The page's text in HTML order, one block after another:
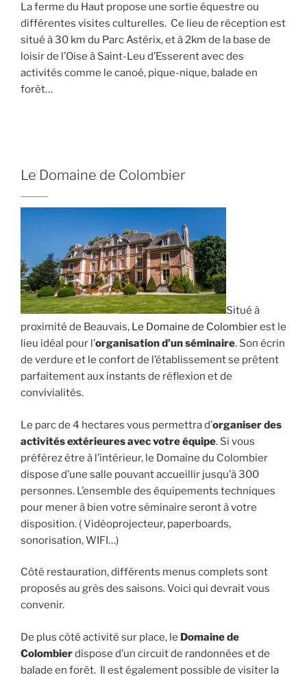
La ferme du Haut propose une sortie équestre ou
différentes visites culturelles. Ce lieu de réception est
situé à 30 km du Parc Astérix, et à 2km de la base de
loisir de l’Oise à Saint-Leu d’Esserent avec des
activités comme le canoé, pique-nique, balade en
forêt…
Le Domaine de Colombier
Situé à
proximité de Beauvais, Le Domaine de Colombierest le
lieu idéal pour l’organisation d’un séminaire. Son écrin
de verdure et le confort de l’établissement se prêtent
parfaitement aux instants de réflexion et de
convivialités.
Le parc de 4 hectares vous permettra d’organiser des
activités extérieures avec votre équipe. Si vous
préférez être à l’intérieur, le Domaine du Colombier
dispose d’une salle pouvant accueillir jusqu’à 300
personnes. L’ensemble des équipements techniques
pour mener à bien votre séminaire seront à votre
disposition. ( Vidéoprojecteur, paperboards,
sonorisation, WIFI…)
Côté restauration, différents menus complets sont
proposés au grès des saisons. Voici qui devrait vous
convenir.
De plus côté activité sur place, le Domaine de
Colombierdispose d’un circuit de randonnées et de
balade en forêt. Il est également possible de visiter la